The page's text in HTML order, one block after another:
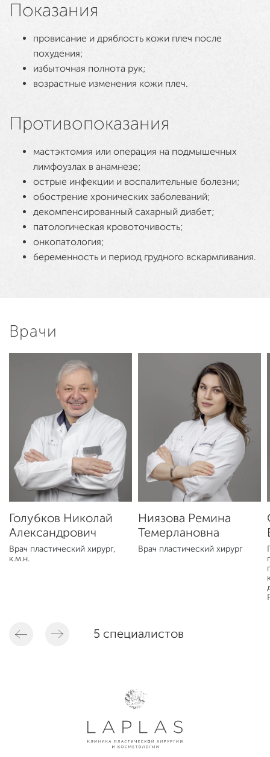
Показания
провисание и дряблость кожи плеч после
похудения;
избыточная полнота рук;
возрастные изменения кожи плеч.
Противопоказания
мастэктомия или операция на подмышечных
лимфоузлах в анамнезе;
острые инфекции и воспалительные болезни;
обострение хронических заболеваний;
декомпенсированный сахарный диабет;
патологическая кровоточивость;
онкопатология;
беременность и период грудного вскармливания.
Врачи
Голубков Николай
Александрович
Врач пластический хирург,
к.м.н.
Ниязова Ремина
Темерлановна
Врач пластический хирург
5 специалистов